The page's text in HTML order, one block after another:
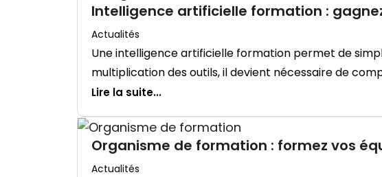
Intelligence artificielle formation :
Actualités
Une intelligence artificielle formation permet de
multiplication des outils, il devient nécessaire de
Lire la suite...
Organisme de formation : formez vos
Actualités